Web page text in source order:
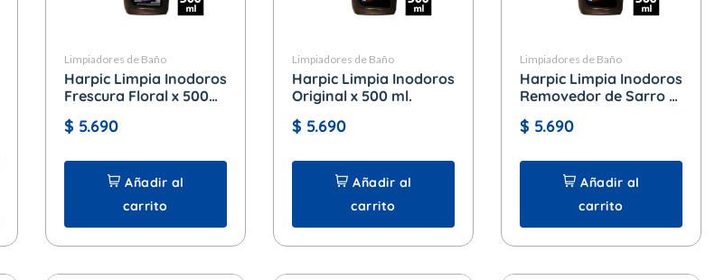
Limpiadores de Baño
Harpic Limpia Inodoros
Frescura Floral x 500
$ 5.690
Añadir al
carrito
Limpiadores de Baño
Harpic Limpia Inodoros
Original x 500 ml.
$ 5.690
Añadir al
carrito
Limpiadores de Baño
Harpic Limpia Inodoros
Removedor de Sarro x
$ 5.690
Añadir al
carrito